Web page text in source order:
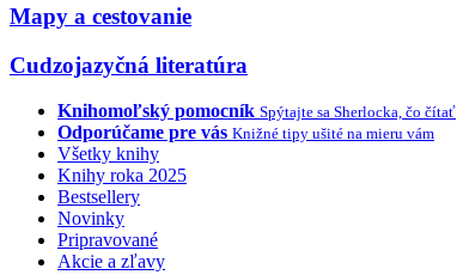
Mapy a cestovanie
Cudzojazyčná literatúra
Knihomoľský pomocník Spýtajte sa Sherlocka, čo čítať
Odporúčame pre vás Knižné tipy ušité na mieru vám
Všetky knihy
Knihy roka 2025
Bestsellery
Novinky
Pripravované
Akcie a zľavy